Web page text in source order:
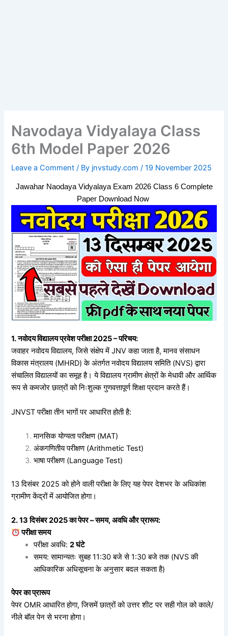
Navodaya Vidyalaya Class
6th Model Paper 2026
Leave a Comment / By jnvstudy.com/19 November 2025
Jawahar Naodaya Vidyalaya Exam 2026 Class 6 Complete
Paper Download Now
1. नवोदय विद्यालय प्रवेश परीक्षा 2025 – परिचय:
जवाहर नवोदय विद्यालय, जिसे संक्षेप में JNV कहा जाता है, मानव संसाधन
विकास मंत्रालय (MHRD) के अंतर्गत नवोदय विद्यालय समिति (NVS) द्वारा
संचालित विद्यालयों का समूह है। ये विद्यालय ग्रामीण क्षेत्रों के मेधावी और आर्थिक
रूप से कमजोर छात्रों को निःशुल्क गुणवत्तापूर्ण शिक्षा प्रदान करते हैं।
JNVST परीक्षा तीन भागों पर आधारित होती है:
मानसिक योग्यता परीक्षण (MAT)
अंकगणितीय परीक्षण (Arithmetic Test)
भाषा परीक्षण (Language Test)
13 दिसंबर 2025 को होने वाली परीक्षा के लिए यह पेपर देशभर के अधिकांश
ग्रामीण केंद्रों में आयोजित होगा।
2. 13 दिसंबर 2025 का पेपर – समय, अवधि और प्रारूप:
परीक्षा समय
परीक्षा अवधि:2 घंटे
समय: सामान्यतः सुबह 11:30 बजे से 1:30 बजे तक (NVS की
आधिकारिक अधिसूचना के अनुसार बदल सकता है)
पेपर का प्रारूप
पेपर OMR आधारित होगा, जिसमें छात्रों को उत्तर शीट पर सही गोल को काले/
नीले बॉल पेन से भरना होगा।